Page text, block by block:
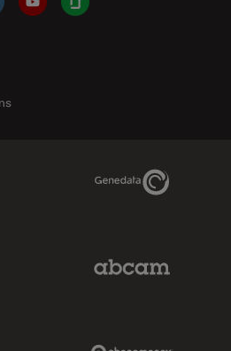
YouTubeGlassdoor
Genedata Link
Link